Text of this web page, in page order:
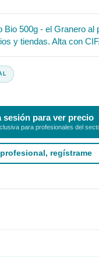
Bio 500g - el Granero
y tiendas. Alta con CIF.
sesión para ver precio
para profesionales del
regístrame